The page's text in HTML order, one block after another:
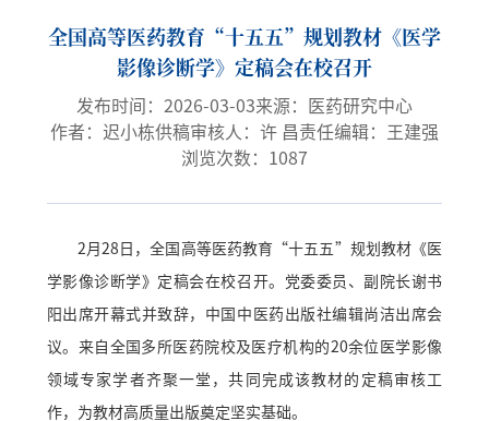
全国高等医药教育“十五五”规划教材《医学
影像诊断学》定稿会在校召开
发布时间：2026-03-03来源：医药研究中心
作者：迟小栋供稿审核人：许 昌责任编辑：王建强
浏览次数：
1087
2月28日，全国高等医药教育“十五五”规划教材《医
学影像诊断学》定稿会在校召开。党委委员、副院长谢书
阳出席开幕式并致辞，中国中医药出版社编辑尚洁出席会
议。来自全国多所医药院校及医疗机构的20余位医学影像
领域专家学者齐聚一堂，共同完成该教材的定稿审核工
作，为教材高质量出版奠定坚实基础。